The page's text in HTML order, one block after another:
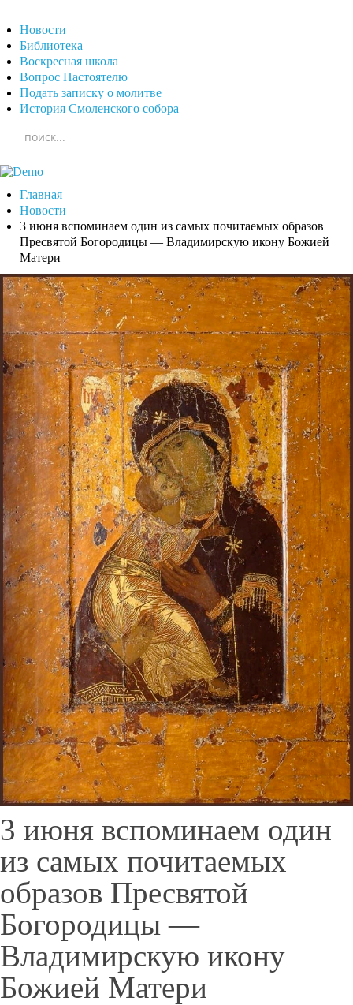
Новости
Библиотека
Воскресная школа
Вопрос Настоятелю
Подать записку о молитве
История Смоленского собора
Главная
Новости
3 июня вспоминаем один из самых почитаемых образов
Пресвятой Богородицы — Владимирскую икону Божией
Матери
3 июня вспоминаем один
из самых почитаемых
образов Пресвятой
Богородицы —
Владимирскую икону
Божией Матери